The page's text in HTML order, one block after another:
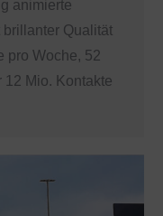
animierte
Qualität
pro Woche, 52
Mio. Kontakte